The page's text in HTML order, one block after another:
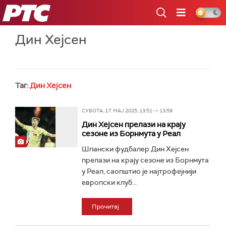
РТС
Дин Хејсен
Таг:Дин Хејсен
СУБОТА, 17. МАЈ 2025, 13:51 -> 13:59
Дин Хејсен прелази на крају
сезоне из Борнмута у Реал
Шпански фудбалер Дин Хејсен
прелази на крају сезоне из Борнмута
у Реал, саопштио је најтрофејнији
европски клуб...
Прочитај